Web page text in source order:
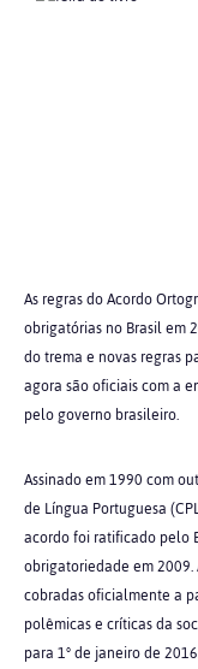
As regras do Acordo
obrigatórias no Brasil em
do trema e novas regras
agora são oficiais com a
pelo governo brasileiro.
Assinado em 1990 com
de Língua Portuguesa
acordo foi ratificado pelo
obrigatoriedade em
cobradas oficialmente a
polêmicas e críticas da
para 1° de janeiro de